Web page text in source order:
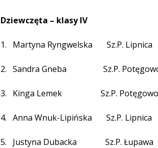
Dziewczęta – klasy IV
1. Martyna Ryngwelska Sz.P. Lipnica
2. Sandra Gneba Sz.P.
3. Kinga Lemek Sz.P. Potęgowo
4. Anna Wnuk-Lipińska Sz.P. Lipnica
5. Justyna Dubacka Sz.P. Łupawa